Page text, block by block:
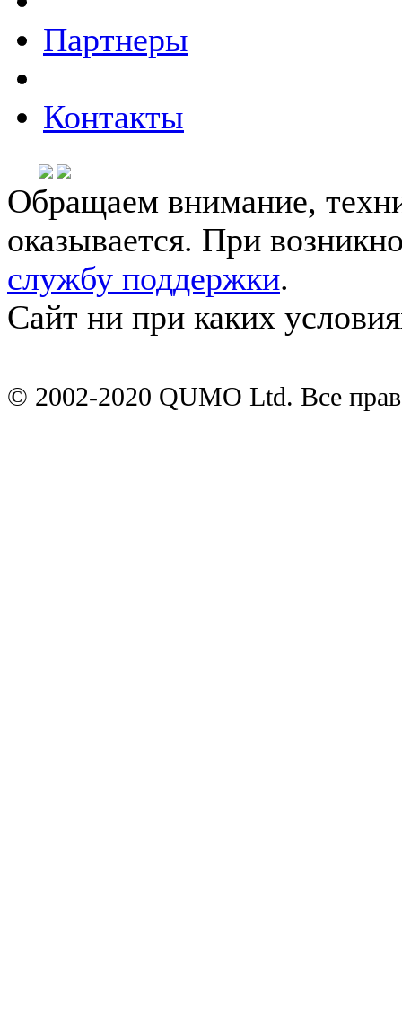
Партнеры
Контакты
Обращаем внимание,
оказывается. При
службу поддержки.
Сайт ни при каких
© 2002-2020 QUMO Ltd. Все